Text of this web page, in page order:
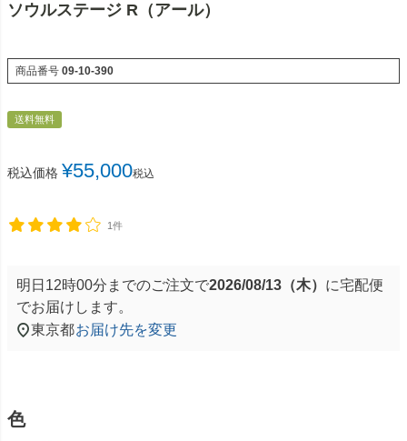
ソウルステージ R（アール）
商品番号 09-10-390
送料無料
税込価格 ¥55,000税込
1件
明日 12時00分 までのご注文で2026/08/13（木） に宅配便
でお届けします。
東京都お届け先を変更
色